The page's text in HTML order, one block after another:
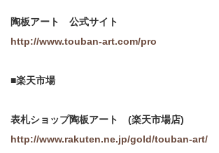
陶板アート 公式サイト
http://www.touban-art.com/pro
■楽天市場
表札ショップ陶板アート (楽天市場店)
http://www.rakuten.ne.jp/gold/touban-art/